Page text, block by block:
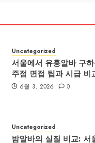
Uncategorized
서울에서 유흥알바 구
주점 면접 팁과 시급 비
6월 3, 2026 0
Uncategorized
밤알바의 실질 비교: